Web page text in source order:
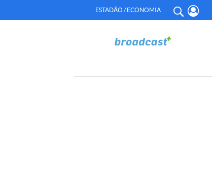
ESTADÃO / ECONOMIA